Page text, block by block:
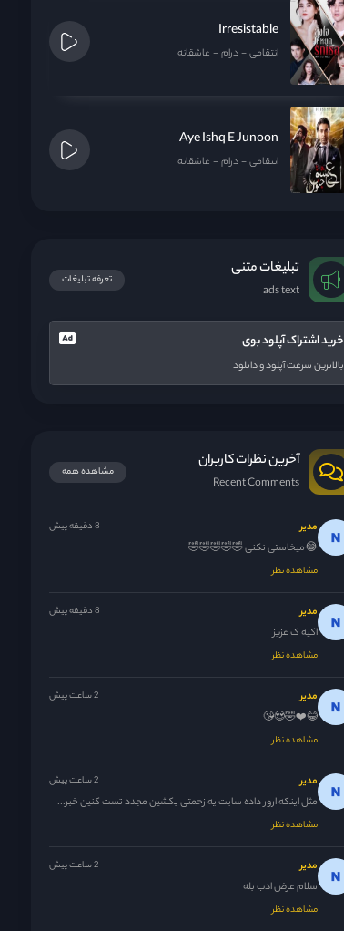
Irresistable
انتقامی درام عاشقانه
Aye Ishq E Junoon
انتقامی درام عاشقانه
تبلیغات متنی
ads text
تعرفه تبلیغات
خرید اشتراک آپلود بوی
بالاترین سرعت آپلود و دانلود
آخرین نظرات کاربران
Recent Comments
مشاهده همه
مدیر 8 دقیقه پیش
😂میخاستی نکنی 🤣🤣🤣🤣🤣
مشاهده نظر
مدیر 8 دقیقه پیش
اکیه ک عزیز
مشاهده نظر
مدیر 2 ساعت پیش
😂❤️🤣😍😘
مشاهده نظر
مدیر 2 ساعت پیش
مثل اینکه ارور داده سایت یه زحمتی بکشین مجدد تست کنین خبر...
مشاهده نظر
مدیر 2 ساعت پیش
سلام عرض ادب بله
مشاهده نظر